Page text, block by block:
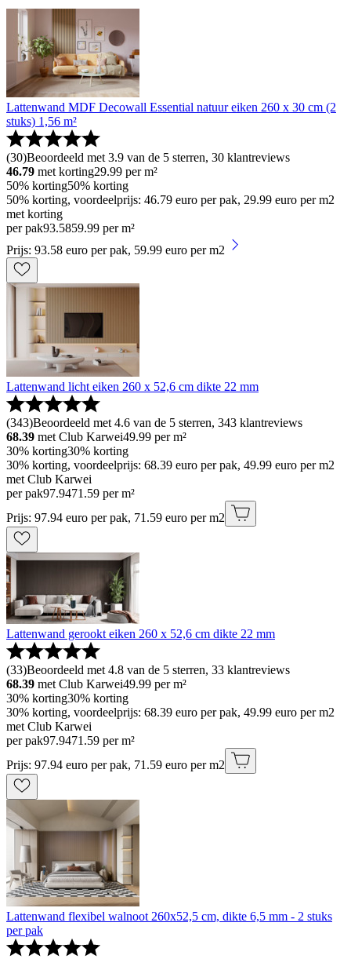
Lattenwand MDF Decowall Essential natuur eiken 260 x 30 cm (2
stuks) 1,56 m²
(30)Beoordeeld met 3.9 van de 5 sterren, 30 klantreviews
46.79 met korting29.99 per m²
50% korting50% korting
50% korting, voordeelprijs: 46.79 euro per pak, 29.99 euro per m2
met korting
per pak93.5859.99 per m²
Prijs: 93.58 euro per pak, 59.99 euro per m2
Lattenwand licht eiken 260 x 52,6 cm dikte 22 mm
(343)Beoordeeld met 4.6 van de 5 sterren, 343 klantreviews
68.39 met Club Karwei49.99 per m²
30% korting30% korting
30% korting, voordeelprijs: 68.39 euro per pak, 49.99 euro per m2
met Club Karwei
per pak97.9471.59 per m²
Prijs: 97.94 euro per pak, 71.59 euro per m2
Lattenwand gerookt eiken 260 x 52,6 cm dikte 22 mm
(33)Beoordeeld met 4.8 van de 5 sterren, 33 klantreviews
68.39 met Club Karwei49.99 per m²
30% korting30% korting
30% korting, voordeelprijs: 68.39 euro per pak, 49.99 euro per m2
met Club Karwei
per pak97.9471.59 per m²
Prijs: 97.94 euro per pak, 71.59 euro per m2
Lattenwand flexibel walnoot 260x52,5 cm, dikte 6,5 mm - 2 stuks
per pak